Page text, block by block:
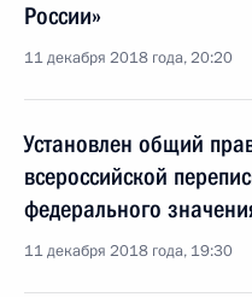
России»
11 декабря 2018 года, 20:20
Установлен общий
всероссийской
федерального
11 декабря 2018 года, 19:30